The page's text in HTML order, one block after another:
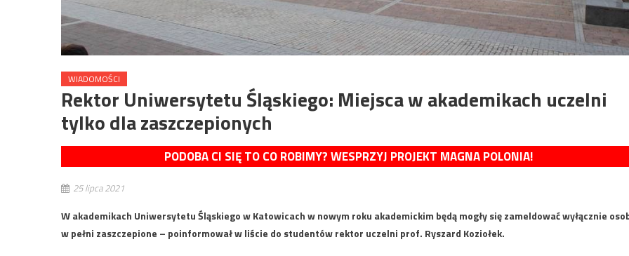
WIADOMOŚCI
Rektor Uniwersytetu Śląskiego: Miejsca w akademikach uczelni
tylko dla zaszczepionych
PODOBA CI SIĘ TO CO ROBIMY? WESPRZYJ PROJEKT MAGNA POLONIA!
25 lipca 2021
W akademikach Uniwersytetu Śląskiego w Katowicach w nowym roku akademickim będą mogły się zameldować wyłącznie
w pełni zaszczepione – poinformował w liście do studentów rektor uczelni prof. Ryszard Koziołek.